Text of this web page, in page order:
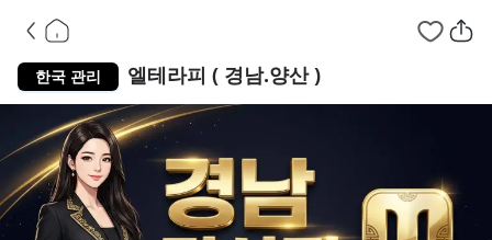
한국 관리 엘테라피 ( 경남.양산 )경남 동면